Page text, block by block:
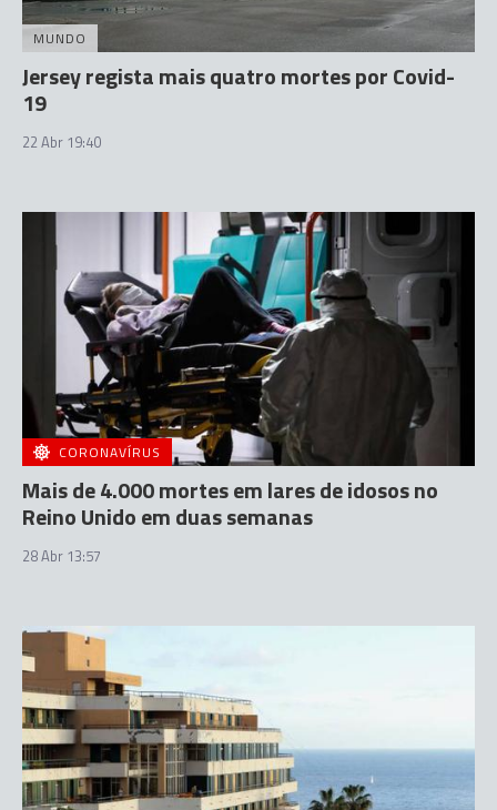
MUNDO
Jersey regista mais quatro mortes por Covid-
19
22 Abr 19:40
CORONAVÍRUS
Mais de 4.000 mortes em lares de idosos no
Reino Unido em duas semanas
28 Abr 13:57